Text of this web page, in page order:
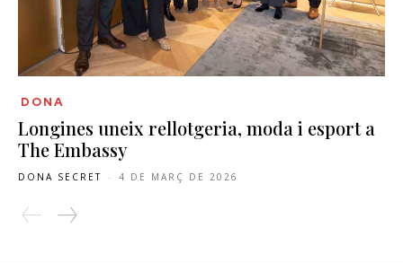
DONA
Longines uneix rellotgeria, moda i esport a
The Embassy
DONA SECRET - 4 DE MARÇ DE 2026